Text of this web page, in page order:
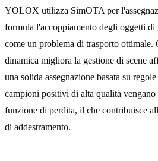
YOLOX utilizza SimOTA per
formula l'accoppiamento degli oggetti
come un problema di trasporto ottimale.
dinamica migliora la gestione di scene
una solida assegnazione basata su
campioni positivi di alta qualità vengano
funzione di perdita, il che contribuisce
di addestramento.